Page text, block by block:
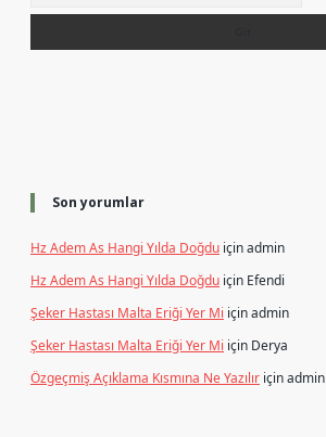
Son yorumlar
Hz Adem As Hangi Yılda Doğdu içinadmin
Hz Adem As Hangi Yılda Doğdu için Efendi
Şeker Hastası Malta Eriği Yer Mi içinadmin
Şeker Hastası Malta Eriği Yer Mi için Derya
Özgeçmiş Açıklama Kısmına Ne Yazılır içinadmin